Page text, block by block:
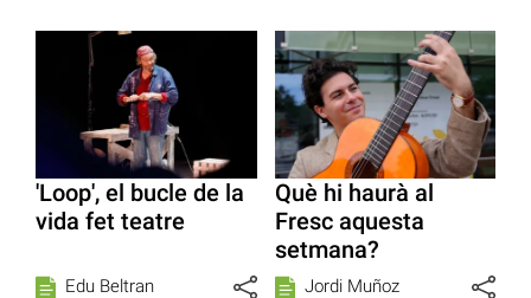
'Loop', el bucle de la
vida fet teatre
Edu Beltran
Què hi haurà al
Fresc aquesta
setmana?
Jordi Muñoz